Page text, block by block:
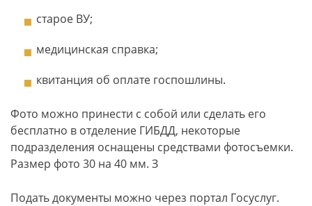
старое ВУ;
медицинская справка;
квитанция об оплате госпошлины.
Фото можно принести с собой или сделать его
бесплатно в отделение ГИБДД, некоторые
подразделения оснащены средствами фотосъемки.
Размер фото 30 на 40 мм. З
Подать документы можно через портал Госуслуг.